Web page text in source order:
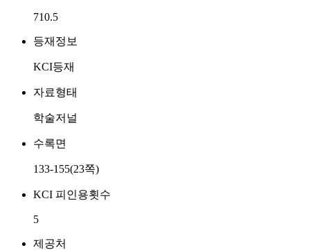
710.5
등재정보
KCI등재
자료형태
학술저널
수록면
133-155(23쪽)
KCI 피인용횟수
5
제공처